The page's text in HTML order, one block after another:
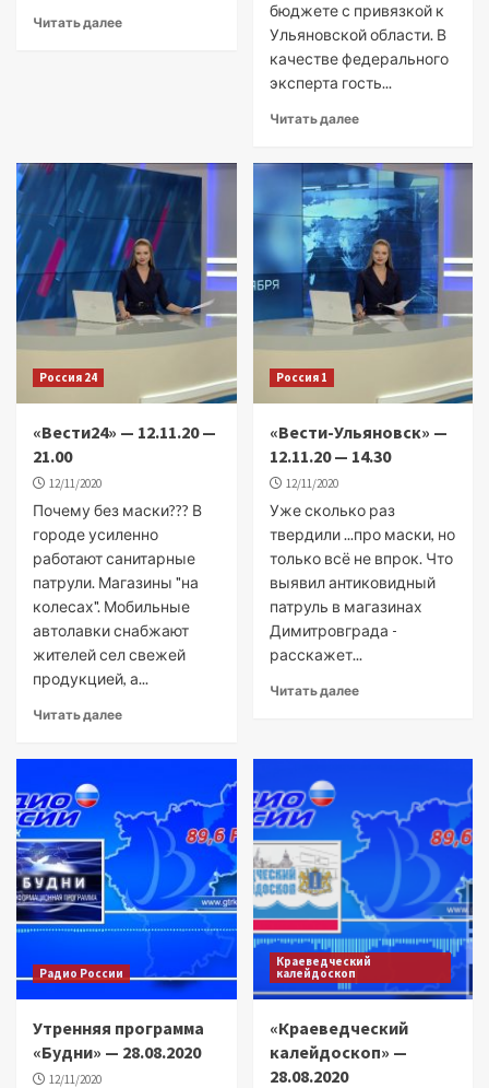
Читать далее
бюджете с привязкой к
Ульяновской области. В
качестве федерального
эксперта гость...
Читать далее
Россия 24
«Вести24» — 12.11.20 —
21.00
12/11/2020
Почему без маски??? В
городе усиленно
работают санитарные
патрули. Магазины "на
колесах". Мобильные
автолавки снабжают
жителей сел свежей
продукцией, а...
Читать далее
Россия 1
«Вести-Ульяновск» —
12.11.20 — 14.30
12/11/2020
Уже сколько раз
твердили ...про маски, но
только всё не впрок. Что
выявил антиковидный
патруль в магазинах
Димитровграда -
расскажет...
Читать далее
Радио России
Утренняя программа
«Будни» — 28.08.2020
12/11/2020
Краеведческий
калейдоскоп
«Краеведческий
калейдоскоп» —
28.08.2020